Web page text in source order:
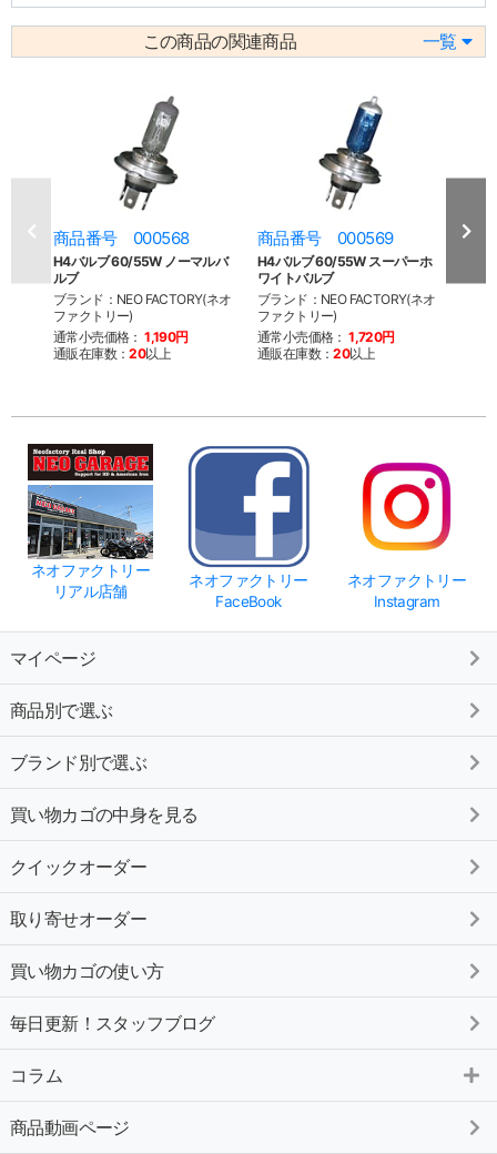
この商品の関連商品 一覧
商品番号 000568
H4バルブ 60/55W ノーマルバ
ルブ
ブランド：NEO FACTORY(ネオ
ファクトリー)
通常小売価格： 1,190円
通販在庫数：20以上
商品番号 000569
H4バルブ 60/55W スーパーホ
ワイトバルブ
ブランド：NEO FACTORY(ネオ
ファクトリー)
通常小売価格： 1,720円
通販在庫数：20以上
商
ネオファクトリー
リアル店舗
ネオファクトリー
FaceBook
ネオファクトリー
Instagram
マイページ
商品別で選ぶ
ブランド別で選ぶ
買い物カゴの中身を見る
クイックオーダー
取り寄せオーダー
買い物カゴの使い方
毎日更新！スタッフブログ
コラム
商品動画ページ